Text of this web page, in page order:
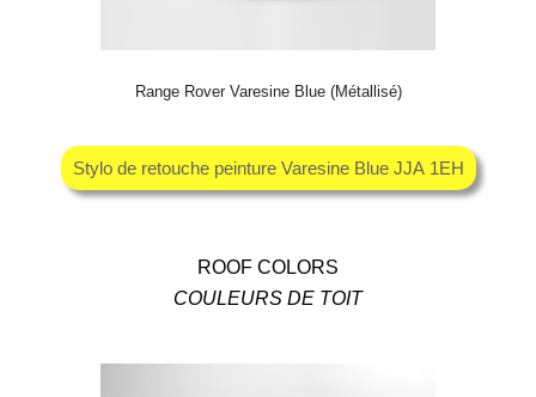
Range Rover Varesine Blue (Métallisé)
Stylo de retouche peinture Varesine Blue JJA 1EH
ROOF COLORS
COULEURS DE TOIT